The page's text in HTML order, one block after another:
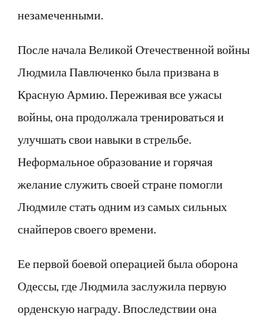
незамеченными.
После начала Великой Отечественной войны
Людмила Павлюченко была призвана в
Красную Армию. Переживая все ужасы
войны, она продолжала тренироваться и
улучшать свои навыки в стрельбе.
Неформальное образование и горячая
желание служить своей стране помогли
Людмиле стать одним из самых сильных
снайперов своего времени.
Ее первой боевой операцией была оборона
Одессы, где Людмила заслужила первую
орденскую награду. Впоследствии она